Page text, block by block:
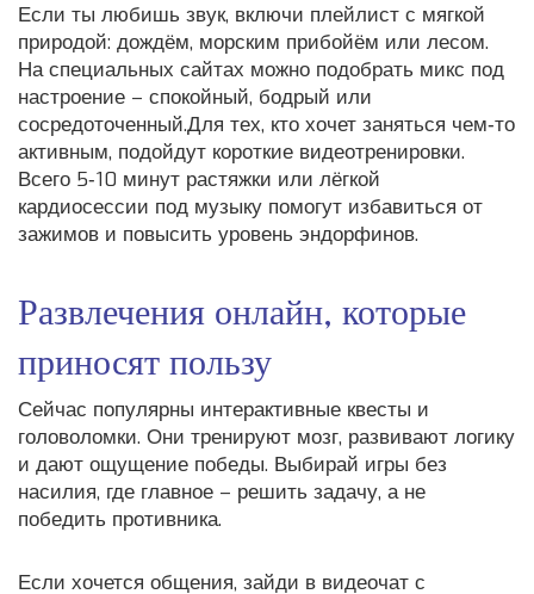
Если ты любишь звук, включи плейлист с мягкой
природой: дождём, морским прибойём или лесом.
На специальных сайтах можно подобрать микс под
настроение – спокойный, бодрый или
сосредоточенный.Для тех, кто хочет заняться чем‑то
активным, подойдут короткие видеотренировки.
Всего 5‑10 минут растяжки или лёгкой
кардиосессии под музыку помогут избавиться от
зажимов и повысить уровень эндорфинов.
Развлечения онлайн, которые
приносят пользу
Сейчас популярны интерактивные квесты и
головоломки. Они тренируют мозг, развивают логику
и дают ощущение победы. Выбирай игры без
насилия, где главное – решить задачу, а не
победить противника.
Если хочется общения, зайди в видеочат с